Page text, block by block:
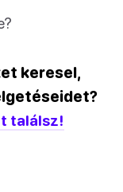
keresel,
találsz!